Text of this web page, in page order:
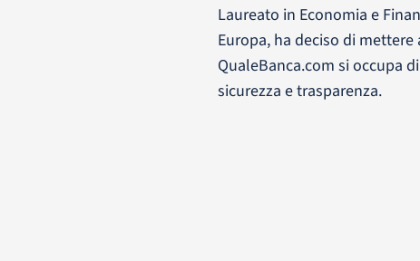
Laureato in Economia e
Europa, ha deciso di
QualeBanca.com si occupa
sicurezza e trasparenza.